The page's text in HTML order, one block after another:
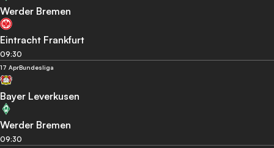
Werder Bremen
Eintracht Frankfurt
09:30
17 AprBundesliga
Bayer Leverkusen
Werder Bremen
09:30